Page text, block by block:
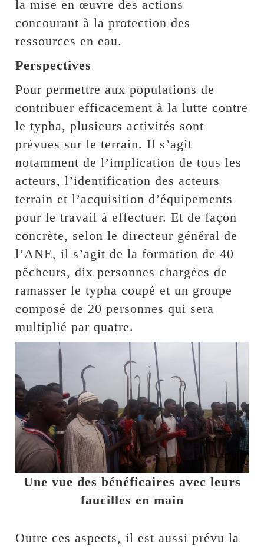
la mise en œuvre des actions
concourant à la protection des
ressources en eau.
Perspectives
Pour permettre aux populations de
contribuer efficacement à la lutte contre
le typha, plusieurs activités sont
prévues sur le terrain. Il s’agit
notamment de l’implication de tous les
acteurs, l’identification des acteurs
terrain et l’acquisition d’équipements
pour le travail à effectuer. Et de façon
concrète, selon le directeur général de
l’ANE, il s’agit de la formation de 40
pêcheurs, dix personnes chargées de
ramasser le typha coupé et un groupe
composé de 20 personnes qui sera
multiplié par quatre.
Une vue des bénéficaires avec leurs
faucilles en main
Outre ces aspects, il est aussi prévu la